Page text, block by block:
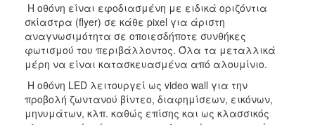
Η οθόνη είναι εφοδιασμένη με ειδικά οριζόντια
σκίαστρα (flyer) σε κάθε pixel για άριστη
αναγνωσιμότητα σε οποιεσδήποτε συνθήκες
φωτισμού του περιβάλλοντος. Όλα τα μεταλλικά
μέρη να είναι κατασκευασμένα από αλουμίνιο.
Η οθόνη LED λειτουργεί ως video wall για την
προβολή ζωντανού βίντεο, διαφημίσεων, εικόνων,
μηνυμάτων, κλπ. καθώς επίσης και ως κλασσικός